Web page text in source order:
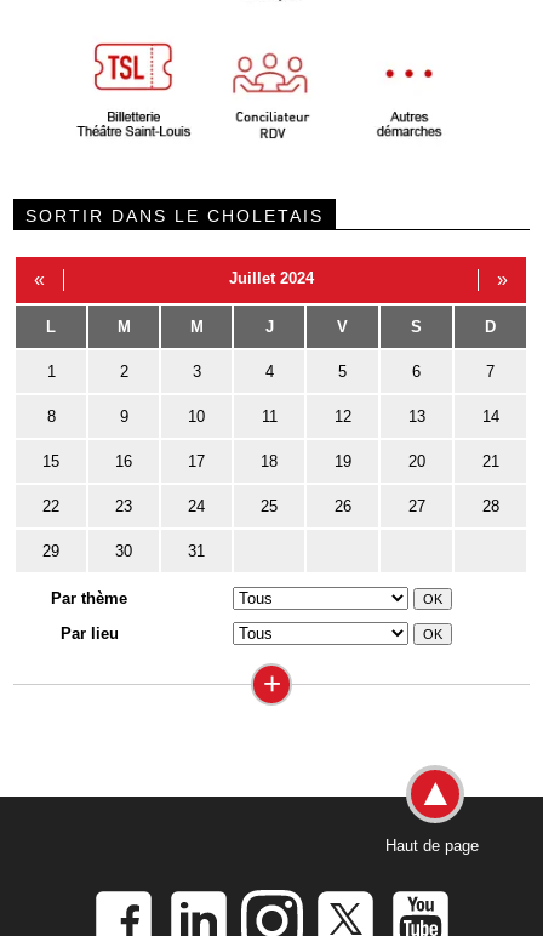
SORTIR DANS LE CHOLETAIS
« Juillet 2024 »
L M M J V S D
1 2 3 4 5 6 7
8 9 10 11 12 13 14
15 16 17 18 19 20 21
22 23 24 25 26 27 28
29 30 31
Par thème
Par lieu
+
Haut de page